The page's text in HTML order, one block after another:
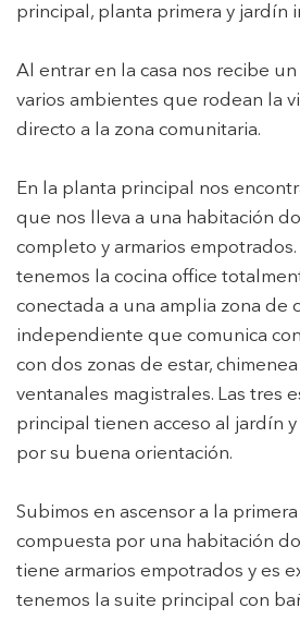
principal, planta primera y jardín
Al entrar en la casa nos recibe
varios ambientes que rodean la
directo a la zona comunitaria.
En la planta principal nos
que nos lleva a una habitación
completo y armarios
tenemos la cocina office
conectada a una amplia zona de
independiente que comunica
con dos zonas de estar,
ventanales magistrales. Las tres
principal tienen acceso al jardín
por su buena orientación.
Subimos en ascensor a la
compuesta por una habitación
tiene armarios empotrados y es
tenemos la suite principal con
Modificar cookies
Técnicas y funcionales
Este sitio web utiliza Cookies propias
información con la finalidad de
Si continua navegando, supone la
impedir que sean instaladas en su
deberá tener en cuenta que dicha
dificultades de navegación de la
Analíticas y personalización